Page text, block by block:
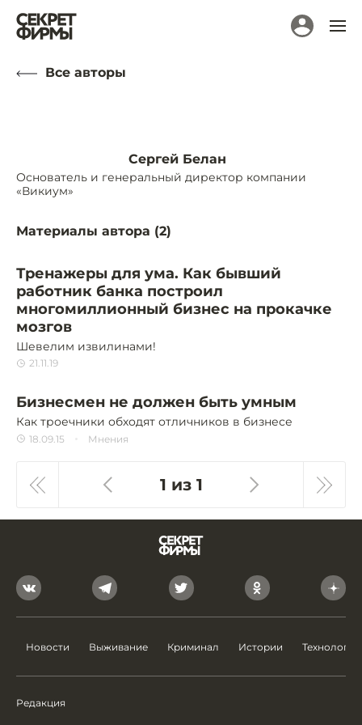
Все авторы
Сергей Белан
Основатель и генеральный директор компании
«Викиум»
Материалы автора (2)
Тренажеры для ума. Как бывший
работник банка построил
многомиллионный бизнес на прокачке
мозгов
Шевелим извилинами!
21.11.19
Бизнесмен не должен быть умным
Как троечники обходят отличников в бизнесе
18.09.15 Мнения
1 из 1
Новости Выживание Криминал Истории Технологии
Редакция